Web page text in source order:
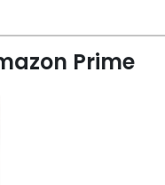
Prime